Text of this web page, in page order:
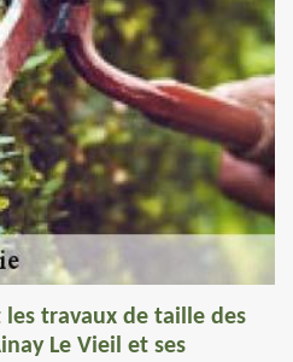
les travaux de taille des
Le Vieil et ses